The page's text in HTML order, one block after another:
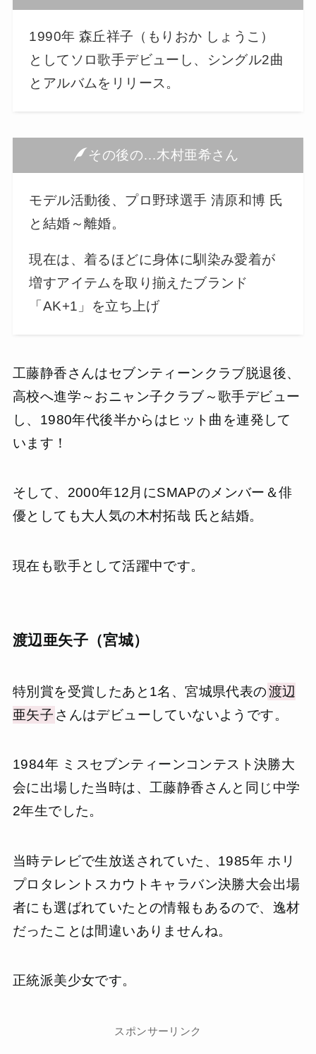
1990年 森丘祥子（もりおか しょうこ）
としてソロ歌手デビューし、シングル2曲
とアルバムをリリース。
その後の…木村亜希さん
モデル活動後、プロ野球選手 清原和博 氏
と結婚～離婚。
現在は、着るほどに身体に馴染み愛着が
増すアイテムを取り揃えたブランド
「AK+1」を立ち上げ
工藤静香さんはセブンティーンクラブ脱退後、
高校へ進学～おニャン子クラブ～歌手デビュー
し、1980年代後半からはヒット曲を連発して
います！
そして、2000年12月にSMAPのメンバー＆俳
優としても大人気の木村拓哉 氏と結婚。
現在も歌手として活躍中です。
渡辺亜矢子（宮城）
特別賞を受賞したあと1名、宮城県代表の渡辺
亜矢子 さんはデビューしていないようです。
1984年 ミスセブンティーンコンテスト決勝大
会に出場した当時は、工藤静香さんと同じ中学
2年生でした。
当時テレビで生放送されていた、1985年 ホリ
プロタレントスカウトキャラバン決勝大会出場
者にも選ばれていたとの情報もあるので、逸材
だったことは間違いありませんね。
正統派美少女です。
スポンサーリンク